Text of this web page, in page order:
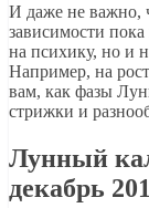
И даже не важно,
зависимости
на психику, но и
Например, на
вам, как фазы
стрижки и
Лунный
декабрь